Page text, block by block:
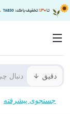
دقیق
جستجوی پیشرفته